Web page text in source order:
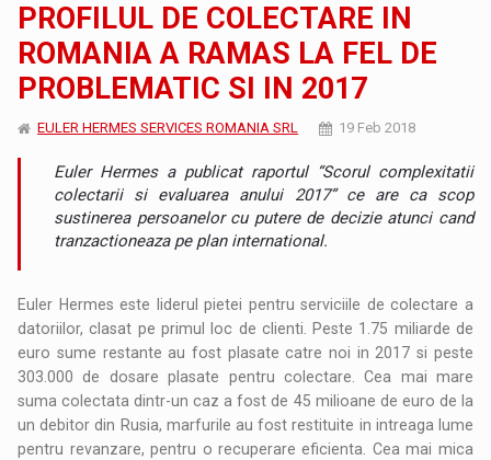
PROFILUL DE COLECTARE IN
ROMANIA A RAMAS LA FEL DE
PROBLEMATIC SI IN 2017
EULER HERMES SERVICES ROMANIA SRL 19 Feb 2018
Euler Hermes a publicat raportul “Scorul complexitatii
colectarii si evaluarea anului 2017” ce are ca scop
sustinerea persoanelor cu putere de decizie atunci cand
tranzactioneaza pe plan international.
Euler Hermes este liderul pietei pentru serviciile de colectare a
datoriilor, clasat pe primul loc de clienti. Peste 1.75 miliarde de
euro sume restante au fost plasate catre noi in 2017 si peste
303.000 de dosare plasate pentru colectare. Cea mai mare
suma colectata dintr-un caz a fost de 45 milioane de euro de la
un debitor din Rusia, marfurile au fost restituite in intreaga lume
pentru revanzare, pentru o recuperare eficienta. Cea mai mica